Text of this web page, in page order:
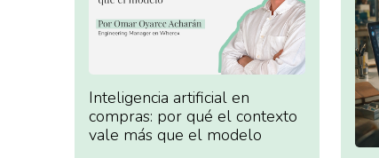
Inteligencia artificial en
compras: por qué el contexto
vale más que el modelo